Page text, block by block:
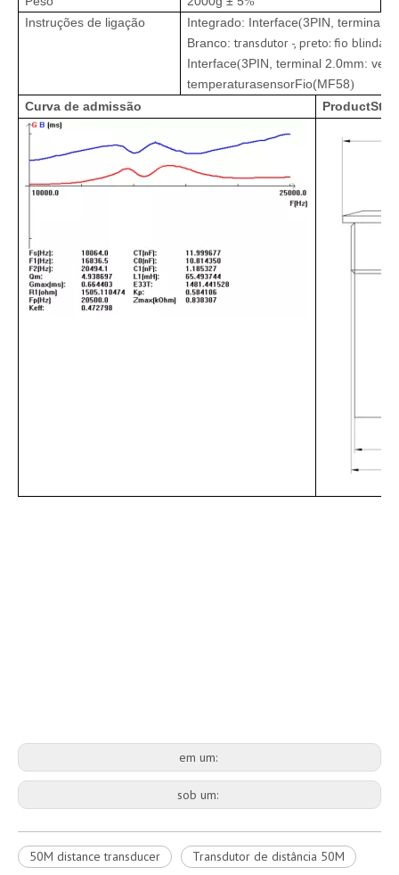
Instruções de ligação Integrado: Interface(3PIN, terminal
Branco: transdutor -, preto: fio blindado
Interface(3PIN, terminal 2.0mm:
temperaturasensorFio(MF58)
Curva de admissão ProductS
em um:
sob um:
50M distance transducer
Transdutor de distância 50M